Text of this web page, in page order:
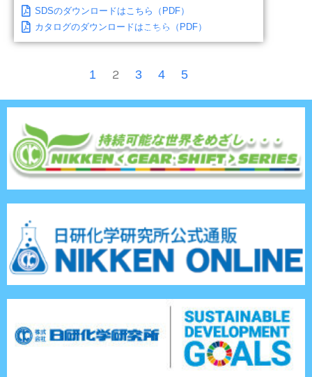
SDSのダウンロードはこちら（PDF）
カタログのダウンロードはこちら（PDF）
1 2 3 4 5
TOPへ戻る